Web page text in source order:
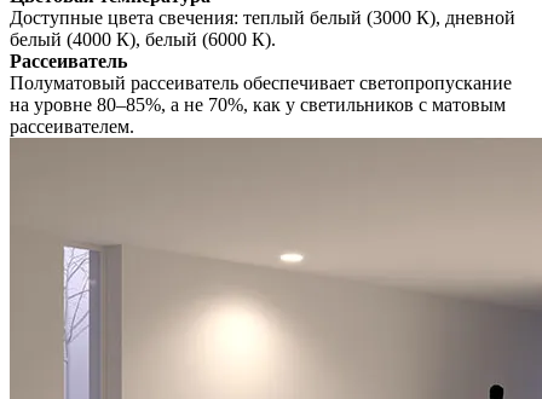
Доступные цвета свечения: теплый белый (3000 К), дневной
белый (4000 К), белый (6000 К).
Рассеиватель
Полуматовый рассеиватель обеспечивает светопропускание
на уровне 80–85%, а не 70%, как у светильников с матовым
рассеивателем.